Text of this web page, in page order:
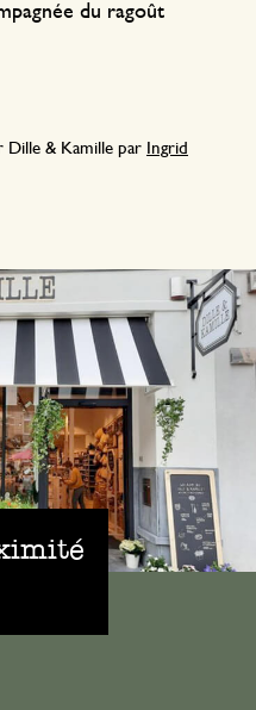
du ragoût
Dille & Kamille par Ingrid